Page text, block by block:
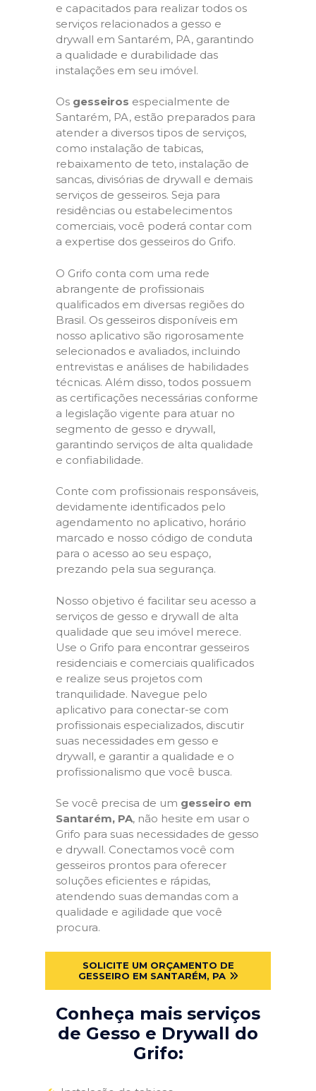
e capacitados para realizar todos os
serviços relacionados a gesso e
drywall em Santarém, PA, garantindo
a qualidade e durabilidade das
instalações em seu imóvel.
Os gesseiros especialmente de
Santarém, PA, estão preparados para
atender a diversos tipos de serviços,
como instalação de tabicas,
rebaixamento de teto, instalação de
sancas, divisórias de drywall e demais
serviços de gesseiros. Seja para
residências ou estabelecimentos
comerciais, você poderá contar com
a expertise dos gesseiros do Grifo.
O Grifo conta com uma rede
abrangente de profissionais
qualificados em diversas regiões do
Brasil. Os gesseiros disponíveis em
nosso aplicativo são rigorosamente
selecionados e avaliados, incluindo
entrevistas e análises de habilidades
técnicas. Além disso, todos possuem
as certificações necessárias conforme
a legislação vigente para atuar no
segmento de gesso e drywall,
garantindo serviços de alta qualidade
e confiabilidade.
Conte com profissionais responsáveis,
devidamente identificados pelo
agendamento no aplicativo, horário
marcado e nosso código de conduta
para o acesso ao seu espaço,
prezando pela sua segurança.
Nosso objetivo é facilitar seu acesso a
serviços de gesso e drywall de alta
qualidade que seu imóvel merece.
Use o Grifo para encontrar gesseiros
residenciais e comerciais qualificados
e realize seus projetos com
tranquilidade. Navegue pelo
aplicativo para conectar-se com
profissionais especializados, discutir
suas necessidades em gesso e
drywall, e garantir a qualidade e o
profissionalismo que você busca.
Se você precisa de um gesseiro em
Santarém, PA, não hesite em usar o
Grifo para suas necessidades de gesso
e drywall. Conectamos você com
gesseiros prontos para oferecer
soluções eficientes e rápidas,
atendendo suas demandas com a
qualidade e agilidade que você
procura.
SOLICITE UM ORÇAMENTO DE
GESSEIRO EM SANTARÉM, PA
Conheça mais serviços
de Gesso e Drywall do
Grifo: